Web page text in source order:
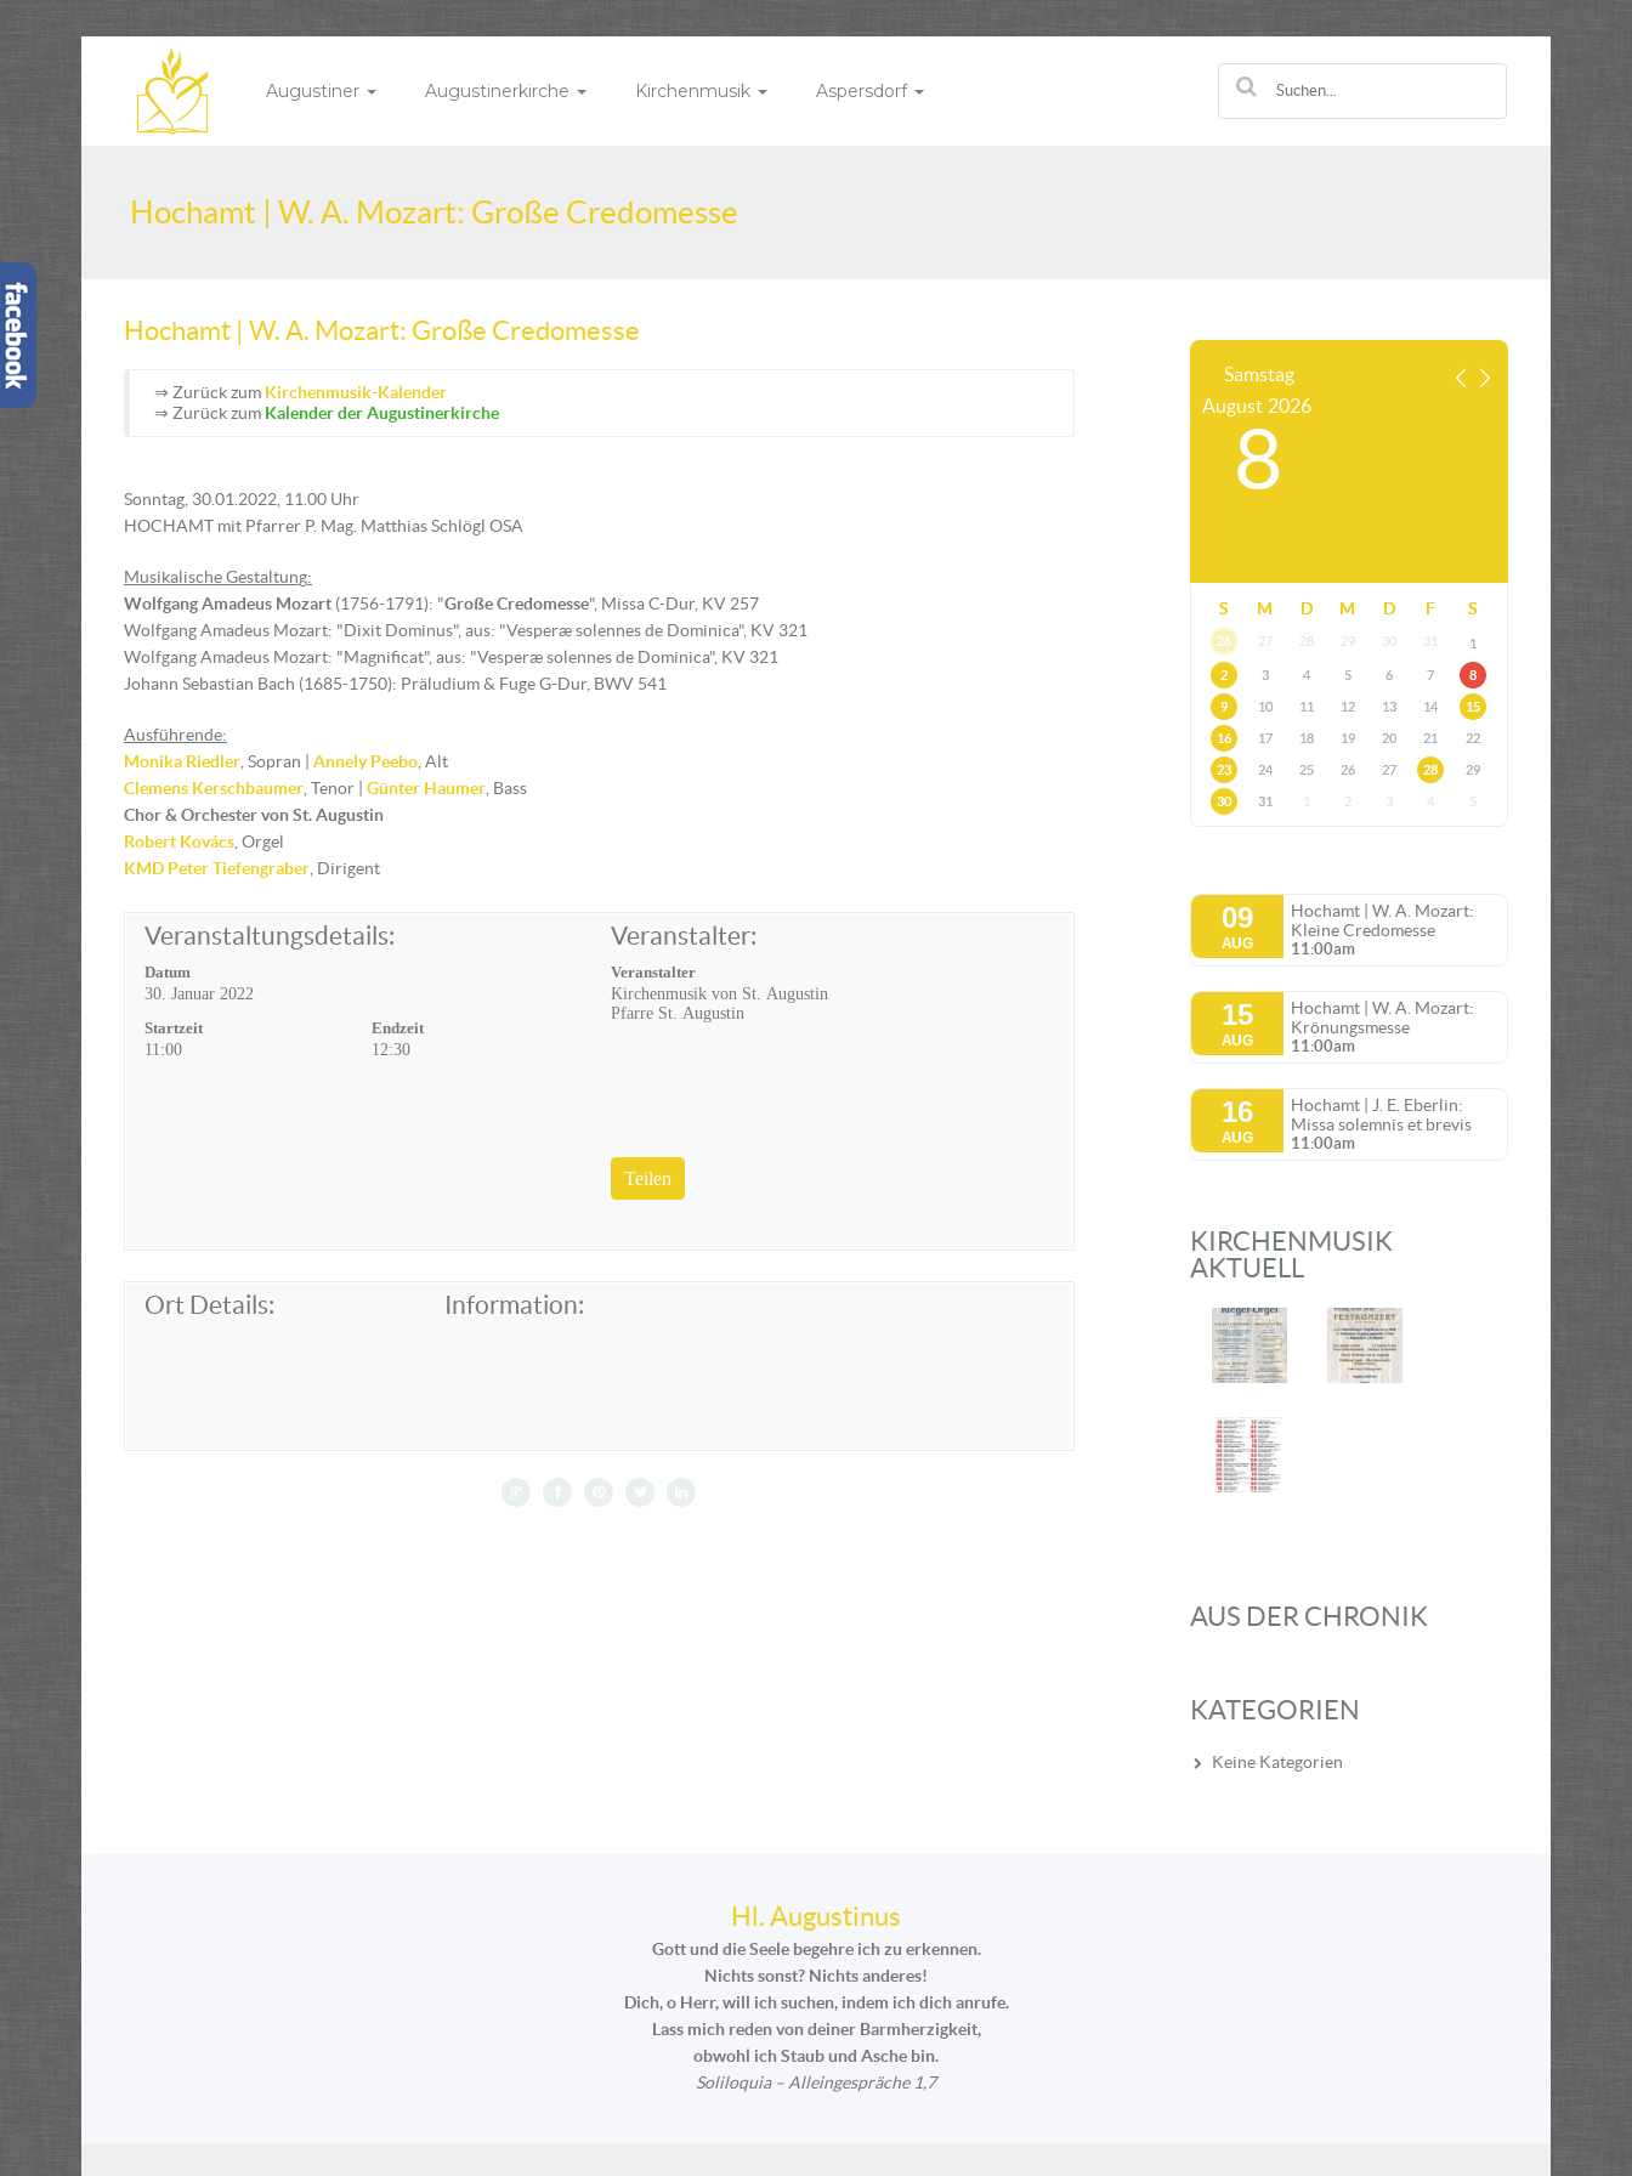
Augustiner Augustinerkirche Kirchenmusik Aspersdorf
Hochamt | W. A. Mozart: Große Credomesse
Hochamt | W. A. Mozart: Große Credomesse
⇒ Zurück zum Kirchenmusik-Kalender
⇒ Zurück zum Kalender der Augustinerkirche
Sonntag, 30.01.2022, 11.00 Uhr
HOCHAMT mit Pfarrer P. Mag. Matthias Schlögl OSA
Musikalische Gestaltung:
Wolfgang Amadeus Mozart (1756-1791): "Große Credomesse", Missa C-Dur, KV 257
Wolfgang Amadeus Mozart: "Dixit Dominus", aus: "Vesperæ solennes de Dominica", KV 321
Wolfgang Amadeus Mozart: "Magnificat", aus: "Vesperæ solennes de Dominica", KV 321
Johann Sebastian Bach (1685-1750): Präludium & Fuge G-Dur, BWV 541
Ausführende:
Monika Riedler , Sopran | Annely Peebo , Alt
Clemens Kerschbaumer , Tenor | Günter Haumer , Bass
Chor & Orchester von St. Augustin
Robert Kovács , Orgel
KMD Peter Tiefengraber , Dirigent
Veranstaltungsdetails:
Datum
30. Januar 2022
Startzeit
11:00
Endzeit
12:30
Veranstalter:
Veranstalter
Kirchenmusik von St. Augustin
Pfarre St. Augustin
Teilen
Ort Details: Information:
Samstag
August 2026
8
S M D M D F S
26 27 28 29 30 31 1
2 3 4 5 6 7 8
9 10 11 12 13 14 15
16 17 18 19 20 21 22
23 24 25 26 27 28 29
30 31 1 2 3 4 5
09
AUG
Hochamt | W. A. Mozart:
Kleine Credomesse
11:00am
15
AUG
Hochamt | W. A. Mozart:
Krönungsmesse
11:00am
16
AUG
Hochamt | J. E. Eberlin:
Missa solemnis et brevis
11:00am
KIRCHENMUSIK
AKTUELL
AUS DER CHRONIK
KATEGORIEN
Keine Kategorien
Hl. Augustinus
Gott und die Seele begehre ich zu erkennen.
Nichts sonst? Nichts anderes!
Dich, o Herr, will ich suchen, indem ich dich anrufe.
Lass mich reden von deiner Barmherzigkeit,
obwohl ich Staub und Asche bin.
Soliloquia – Alleingespräche 1,7